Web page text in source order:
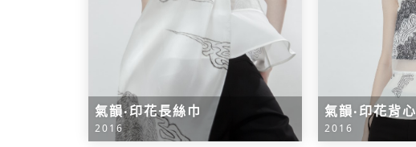
氣韻‧印花長絲巾
2016
氣韻‧印花背心
2016